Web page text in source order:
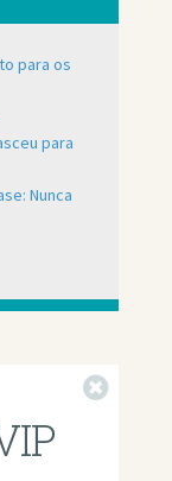
para os
para
Nunca